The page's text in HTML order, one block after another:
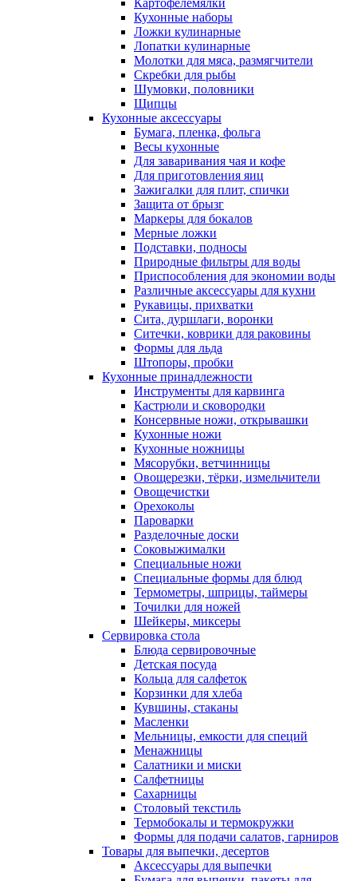
Картофелемялки
Кухонные наборы
Ложки кулинарные
Лопатки кулинарные
Молотки для мяса, размягчители
Скребки для рыбы
Шумовки, половники
Щипцы
Кухонные аксессуары
Бумага, пленка, фольга
Весы кухонные
Для заваривания чая и кофе
Для приготовления яиц
Зажигалки для плит, спички
Защита от брызг
Маркеры для бокалов
Мерные ложки
Подставки, подносы
Природные фильтры для воды
Приспособления для экономии воды
Различные аксессуары для кухни
Рукавицы, прихватки
Сита, дуршлаги, воронки
Ситечки, коврики для раковины
Формы для льда
Штопоры, пробки
Кухонные принадлежности
Инструменты для карвинга
Кастрюли и сковородки
Консервные ножи, открывашки
Кухонные ножи
Кухонные ножницы
Мясорубки, ветчинницы
Овощерезки, тёрки, измельчители
Овощечистки
Орехоколы
Пароварки
Разделочные доски
Соковыжималки
Специальные ножи
Специальные формы для блюд
Термометры, шприцы, таймеры
Точилки для ножей
Шейкеры, миксеры
Сервировка стола
Блюда сервировочные
Детская посуда
Кольца для салфеток
Корзинки для хлеба
Кувшины, стаканы
Масленки
Мельницы, емкости для специй
Менажницы
Салатники и миски
Салфетницы
Сахарницы
Столовый текстиль
Термобокалы и термокружки
Формы для подачи салатов, гарниров
Товары для выпечки, десертов
Аксессуары для выпечки